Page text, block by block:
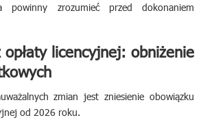
powinny zrozumieć przed dokonaniem
licencyjnej: obniżenie
zmian jest zniesienie obowiązku
od 2026 roku.